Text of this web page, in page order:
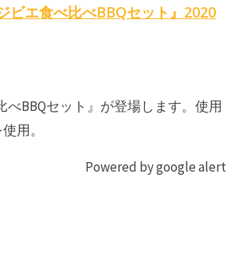
ビエ食べ比べBBQセット』2020
べBBQセット』が登場します。使用
用。
Powered by google alert